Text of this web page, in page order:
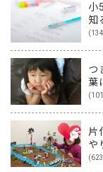
小
知
つ
葉
片
や